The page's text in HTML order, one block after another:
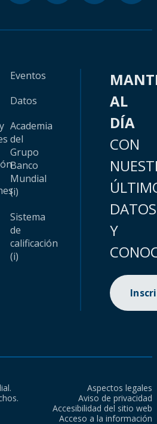
Eventos
Datos
Academia
del
Grupo
Banco
Mundial
(i)
Sistema
de
calificación
(i)
AL
DÍA
CON
DATOS
Y
Aspectos legales
Aviso de privacidad
Accesibilidad del sitio web
Acceso a la información